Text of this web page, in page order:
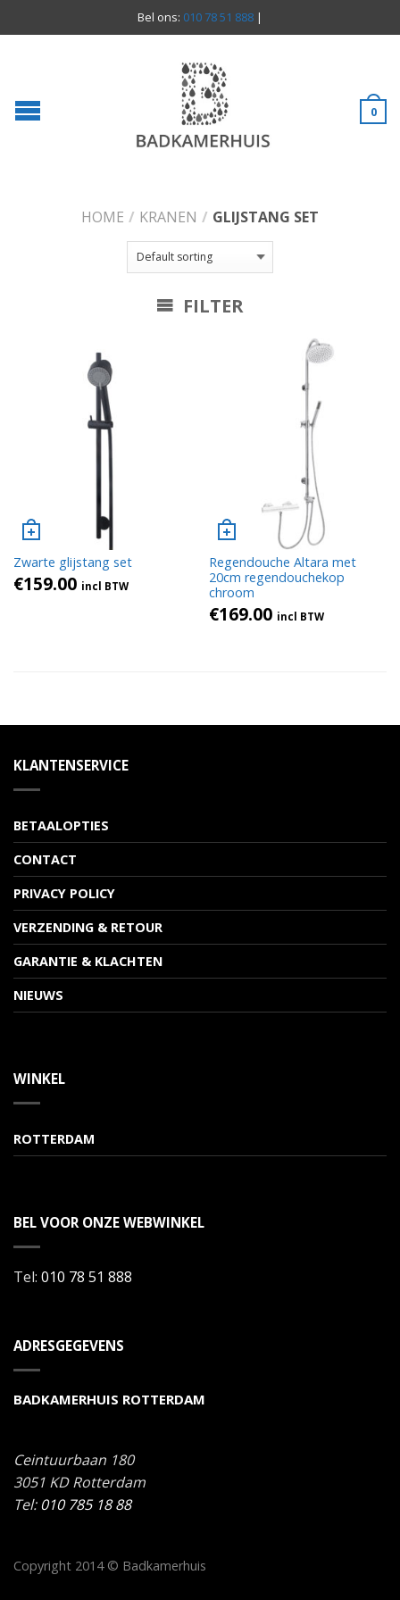
Bel ons: 010 78 51 888 |
0
HOME / KRANEN / GLIJSTANG SET
FILTER
Zwarte glijstang set
€159.00 incl BTW
Regendouche Altara met
20cm regendouchekop
chroom
€169.00 incl BTW
KLANTENSERVICE
BETAALOPTIES
CONTACT
PRIVACY POLICY
VERZENDING & RETOUR
GARANTIE & KLACHTEN
NIEUWS
WINKEL
ROTTERDAM
BEL VOOR ONZE WEBWINKEL
Tel: 010 78 51 888
ADRESGEGEVENS
BADKAMERHUIS ROTTERDAM
Ceintuurbaan 180
3051 KD Rotterdam
Tel:010 785 18 88
Copyright 2014 © Badkamerhuis